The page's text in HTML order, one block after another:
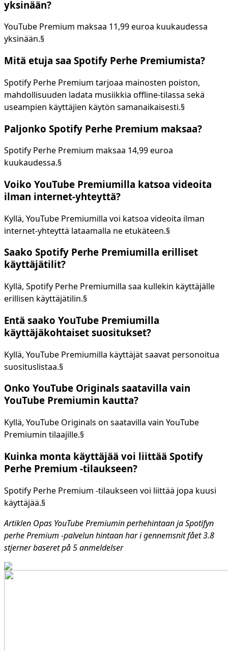
yksinään?
YouTube Premium maksaa 11,99 euroa kuukaudessa
yksinään.§
Mitä etuja saa Spotify Perhe Premiumista?
Spotify Perhe Premium tarjoaa mainosten poiston,
mahdollisuuden ladata musiikkia offline-tilassa sekä
useampien käyttäjien käytön samanaikaisesti.§
Paljonko Spotify Perhe Premium maksaa?
Spotify Perhe Premium maksaa 14,99 euroa
kuukaudessa.§
Voiko YouTube Premiumilla katsoa videoita
ilman internet-yhteyttä?
Kyllä, YouTube Premiumilla voi katsoa videoita ilman
internet-yhteyttä lataamalla ne etukäteen.§
Saako Spotify Perhe Premiumilla erilliset
käyttäjätilit?
Kyllä, Spotify Perhe Premiumilla saa kullekin käyttäjälle
erillisen käyttäjätilin.§
Entä saako YouTube Premiumilla
käyttäjäkohtaiset suositukset?
Kyllä, YouTube Premiumilla käyttäjät saavat personoitua
suosituslistaa.§
Onko YouTube Originals saatavilla vain
YouTube Premiumin kautta?
Kyllä, YouTube Originals on saatavilla vain YouTube
Premiumin tilaajille.§
Kuinka monta käyttäjää voi liittää Spotify
Perhe Premium -tilaukseen?
Spotify Perhe Premium -tilaukseen voi liittää jopa kuusi
käyttäjää.§
Artiklen Opas YouTube Premiumin perhehintaan ja Spotifyn
perhe Premium -palvelun hintaan har i gennemsnit fået3.8
stjerner baseret på5anmeldelser